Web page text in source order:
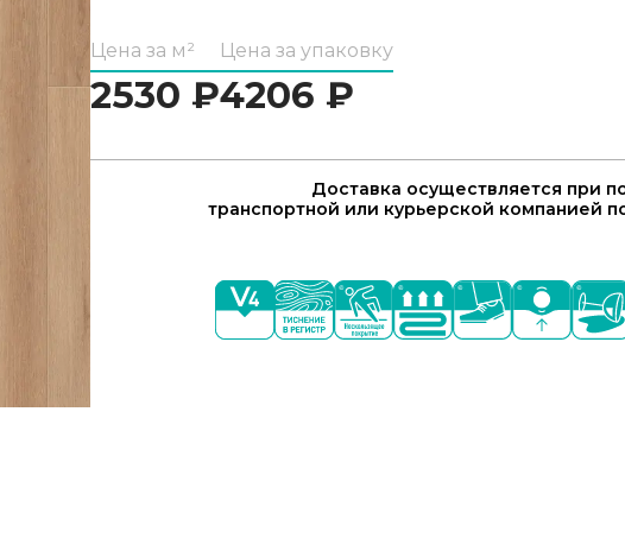
Цена за м²
2530 ₽
Цена за упаковку
4206 ₽
Доставка осуществляется при
транспортной или курьерской компанией